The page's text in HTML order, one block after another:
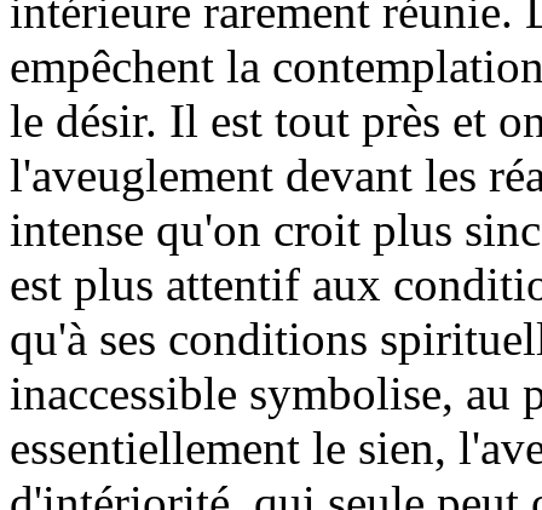
intérieure rarement réunie.
empêchent la
le désir. Il est tout près et
l'aveuglement devant les
intense qu'on croit plus
est plus attentif aux
qu'à ses conditions
inaccessible symbolise, au
essentiellement le sien,